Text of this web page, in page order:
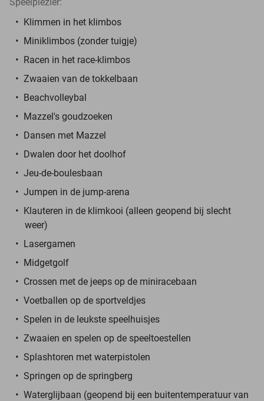
Klimmen in het klimbos
Miniklimbos (zonder tuigje)
Racen in het race-klimbos
Zwaaien van de tokkelbaan
Beachvolleybal
Mazzel's goudzoeken
Dansen met Mazzel
Dwalen door het doolhof
Jeu-de-boulesbaan
Jumpen in de jump-arena
Klauteren in de klimkooi (alleen geopend bij slecht
weer)
Lasergamen
Midgetgolf
Crossen met de jeeps op de miniracebaan
Voetballen op de sportveldjes
Spelen in de leukste speelhuisjes
Zwaaien en spelen op de speeltoestellen
Splashtoren met waterpistolen
Springen op de springberg
Waterglijbaan (geopend bij een buitentemperatuur van